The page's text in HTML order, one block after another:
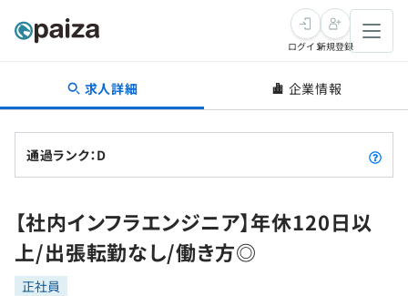
転職・キャリア
転職成功ガイド
転職エージェント
インタビュー
転職成功ガイド
新卒就活
求人検索
本選考
学習
講座一覧
スキルチェック
ログイン新規登録
求人詳細 企業情報
通過ランク：D
【社内インフラエンジニア】年休120日以
上/出張転勤なし/働き方◎
正社員